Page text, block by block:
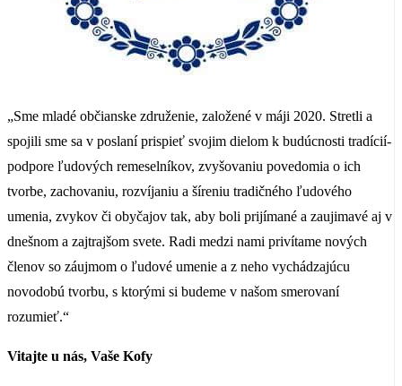
„Sme mladé občianske združenie, založené v máji 2020. Stretli a
spojili sme sa v poslaní prispieť svojim dielom k budúcnosti tradícií-
podpore ľudových remeselníkov, zvyšovaniu povedomia o ich
tvorbe, zachovaniu, rozvíjaniu a šíreniu tradičného ľudového
umenia, zvykov či obyčajov tak, aby boli prijímané a zaujimavé aj v
dnešnom a zajtrajšom svete. Radi medzi nami privítame nových
členov so záujmom o ľudové umenie a z neho vychádzajúcu
novodobú tvorbu, s ktorými si budeme v našom smerovaní
rozumieť.“
Vitajte u nás, Vaše Kofy